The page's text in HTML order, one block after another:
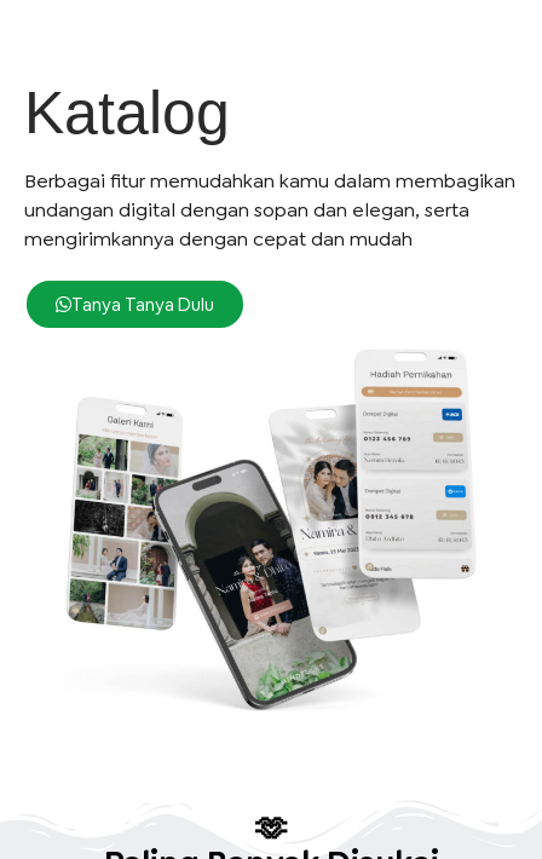
Katalog
Berbagai fitur memudahkan kamu dalam membagikan
undangan digital dengan sopan dan elegan, serta
mengirimkannya dengan cepat dan mudah
Tanya Tanya Dulu
🫶